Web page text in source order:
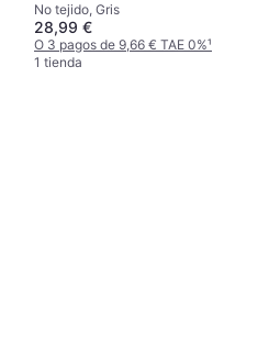
m x 0,53 m
No tejido, Gris
28,99 €
O 3 pagos de 9,66 € TAE 0%¹
1 tienda